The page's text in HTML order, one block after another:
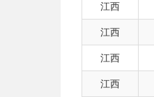
江西
江西
江西
江西